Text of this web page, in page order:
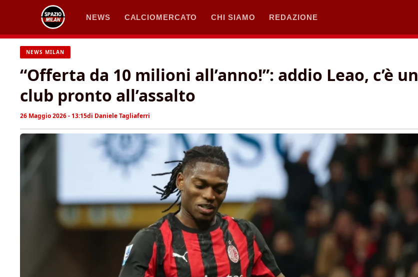
contenuto
NEWS CALCIOMERCATO CHI SIAMO REDAZIONE
NEWS MILAN
“Offerta da 10 milioni all’anno!”: addio Leao, c’è un
club pronto all’assalto
26 Maggio 2026 - 13:15di Daniele Tagliaferri